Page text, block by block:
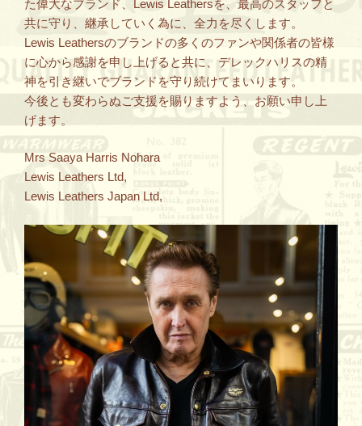
た偉大なブランド、Lewis Leathersを、最高のスタッフと
共に守り、継承していく為に、全力を尽くします。
Lewis Leathersのブランドの多くのファンや関係者の皆様
に心から感謝を申し上げると共に、デレックハリスの精
神を引き継いでブランドを守り続けてまいります。
今後とも変わらぬご支援を賜りますよう、お願い申し上
げます。
Mrs Saaya Harris Nohara
Lewis Leathers Ltd,
Lewis Leathers Japan Ltd,